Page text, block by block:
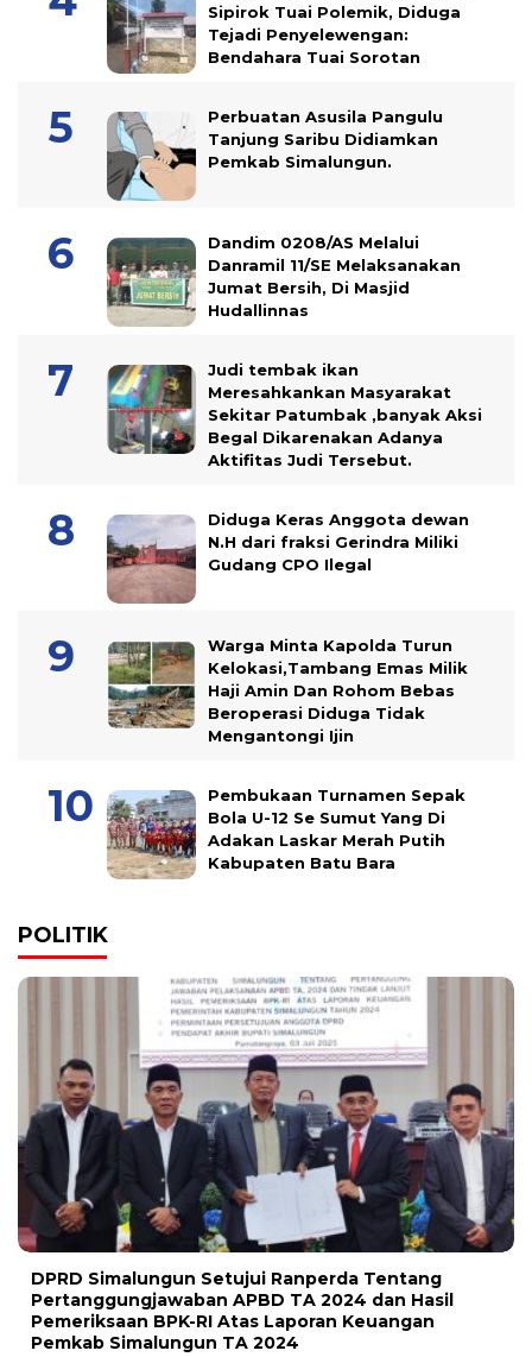
Sipirok Tuai Polemik, Diduga
Tejadi Penyelewengan:
Bendahara Tuai Sorotan
Perbuatan Asusila Pangulu
Tanjung Saribu Didiamkan
Pemkab Simalungun.
Dandim 0208/AS Melalui
Danramil 11/SE Melaksanakan
Jumat Bersih, Di Masjid
Hudallinnas
Judi tembak ikan
Meresahkankan Masyarakat
Sekitar Patumbak ,banyak Aksi
Begal Dikarenakan Adanya
Aktifitas Judi Tersebut.
Diduga Keras Anggota dewan
N.H dari fraksi Gerindra Miliki
Gudang CPO Ilegal
Warga Minta Kapolda Turun
Kelokasi,Tambang Emas Milik
Haji Amin Dan Rohom Bebas
Beroperasi Diduga Tidak
Mengantongi Ijin
Pembukaan Turnamen Sepak
Bola U-12 Se Sumut Yang Di
Adakan Laskar Merah Putih
Kabupaten Batu Bara
POLITIK
DPRD Simalungun Setujui Ranperda Tentang
Pertanggungjawaban APBD TA 2024 dan Hasil
Pemeriksaan BPK-RI Atas Laporan Keuangan
Pemkab Simalungun TA 2024